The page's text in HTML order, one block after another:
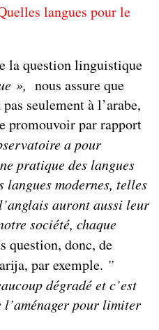
langues pour le
la question linguistique
», nous assure que
seulement à l’arabe,
promouvoir par rapport
a pour
pratique des langues
langues modernes, telles
auront aussi leur
société, chaque
question, donc, de
par exemple. ”
dégradé et c’est
pour limiter